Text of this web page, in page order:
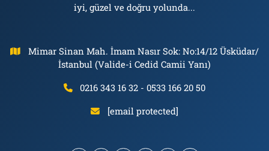
iyi, güzel ve doğru yolunda...
Mimar Sinan Mah. İmam Nasır Sok: No:14/12 Üsküdar/
İstanbul (Valide-i Cedid Camii Yanı)
0216 343 16 32 - 0533 166 20 50
[email protected]